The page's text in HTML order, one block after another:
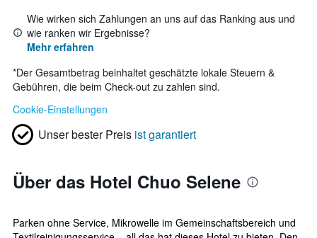
Wie wirken sich Zahlungen an uns auf das Ranking aus und
wie ranken wir Ergebnisse?
Mehr erfahren
*Der Gesamtbetrag beinhaltet geschätzte lokale Steuern &
Gebühren, die beim Check-out zu zahlen sind.
Cookie-Einstellungen
Unser bester Preis ist garantiert
Über das Hotel Chuo Selene
Parken ohne Service, Mikrowelle im Gemeinschaftsbereich und